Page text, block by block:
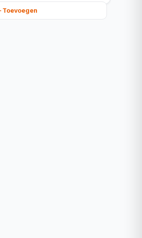
Toevoegen